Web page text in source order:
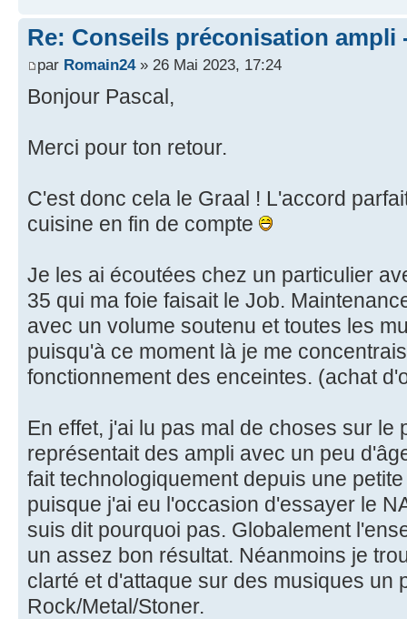
Re: Conseils préconisation ampli
par Romain24» 26 Mai 2023, 17:24
Bonjour Pascal,
Merci pour ton retour.
C'est donc cela le Graal ! L'accord
cuisine en fin de compte
Je les ai écoutées chez un particulier
35 qui ma foie faisait le Job.
avec un volume soutenu et toutes les
puisqu'à ce moment là je me
fonctionnement des enceintes. (achat
En effet, j'ai lu pas mal de choses sur le
représentait des ampli avec un peu
fait technologiquement depuis une
puisque j'ai eu l'occasion d'essayer le
suis dit pourquoi pas. Globalement
un assez bon résultat. Néanmoins je
clarté et d'attaque sur des musiques un
Rock/Metal/Stoner.